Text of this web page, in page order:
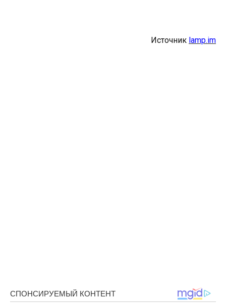
Источник lamp.im